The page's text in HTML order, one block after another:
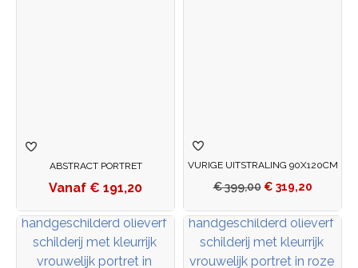
ABSTRACT PORTRET
€ 191,20
VURIGE UITSTRALING 90X120CM
€399,00 € 319,20